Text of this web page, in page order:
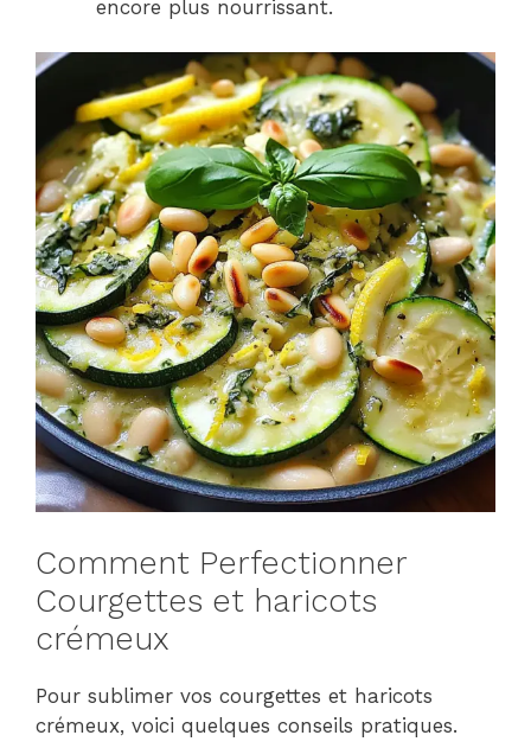
encore plus nourrissant.
Comment Perfectionner
Courgettes et haricots
crémeux
Pour sublimer vos courgettes et haricots
crémeux, voici quelques conseils pratiques.